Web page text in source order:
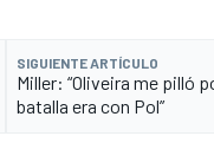
SIGUIENTE ARTÍCULO
Miller: “Oliveira me pilló
batalla era con Pol”